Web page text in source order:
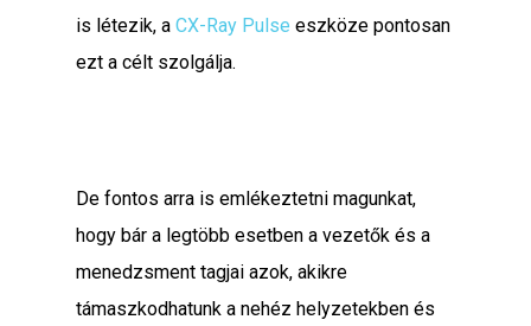
is létezik, aCX-Ray Pulse eszköze pontosan
ezt a célt szolgálja.
De fontos arra is emlékeztetni magunkat,
hogy bár a legtöbb esetben a vezetők és a
menedzsment tagjai azok, akikre
támaszkodhatunk a nehéz helyzetekben és